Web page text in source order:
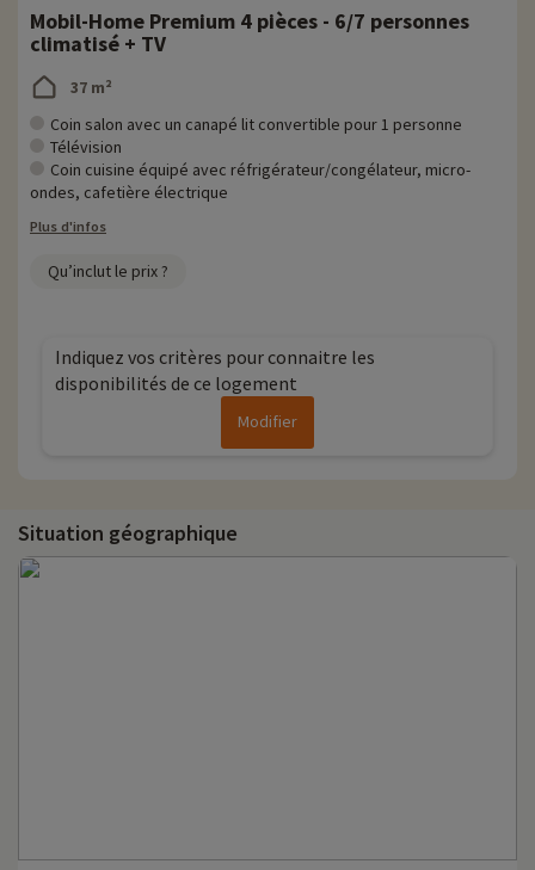
Mobil-Home Premium 4 pièces - 6/7 personnes
climatisé + TV
37 m²
Coin salon avec un canapé lit convertible pour 1 personne
Télévision
Coin cuisine équipé avec réfrigérateur/congélateur, micro-
ondes, cafetière électrique
Plus d'infos
Qu’inclut le prix ?
Indiquez vos critères pour connaitre les
disponibilités de ce logement
Modifier
Situation géographique